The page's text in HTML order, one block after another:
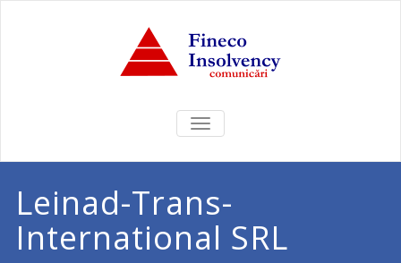
COMUTĂ
NAVIGAREA
Leinad-Trans-
International SRL